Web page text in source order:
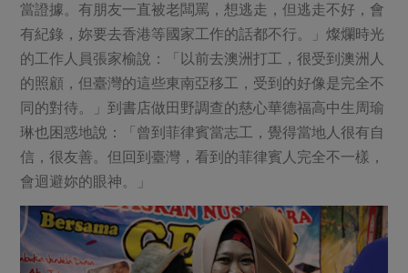
當證據。有朋友一直被老闆罵，想逃走，但逃走不好，會
有紀錄，妳要去香港等國家工作的話都不行。」燦爛時光
的工作人員張家榆說：「以前去澳洲打工，很受到澳洲人
的照顧，但臺灣的這些東南亞移工，受到的好像是完全不
同的對待。」到書店做田野調查的慈心華德福高中生周瑜
琳也困惑地說：「曾到菲律賓當志工，覺得當地人很有自
信，很友善。但回到臺灣，看到的菲律賓人完全不一樣，
會迴避妳的眼神。」